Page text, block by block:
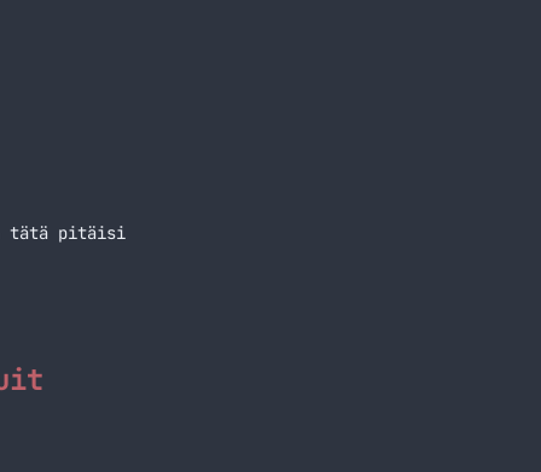
tätä pitäisi